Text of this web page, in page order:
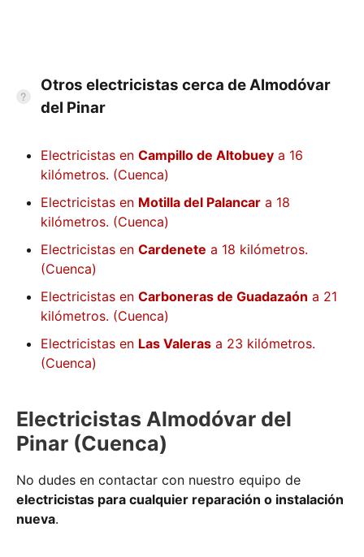
Otros electricistas cerca de Almodóvar
del Pinar
Electricistas en Campillo de Altobuey a 16
kilómetros. (Cuenca)
Electricistas en Motilla del Palancar a 18
kilómetros. (Cuenca)
Electricistas en Cardenete a 18 kilómetros.
(Cuenca)
Electricistas en Carboneras de Guadazaón a 21
kilómetros. (Cuenca)
Electricistas en Las Valeras a 23 kilómetros.
(Cuenca)
Electricistas Almodóvar del
Pinar (Cuenca)
No dudes en contactar con nuestro equipo de
electricistas para cualquier reparación o instalación
nueva.